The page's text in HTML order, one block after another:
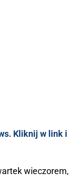
Kliknij w link i
wieczorem,